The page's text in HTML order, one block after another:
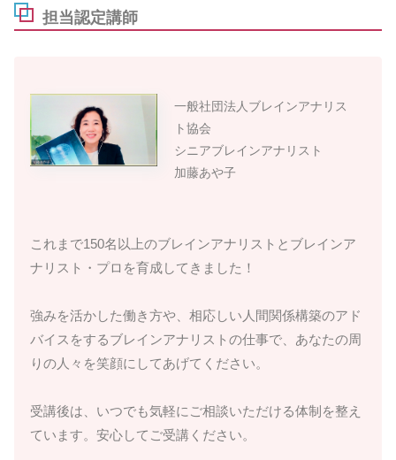
担当認定講師
一般社団法人ブレインアナリス
ト協会
シニアブレインアナリスト
加藤あや子
これまで150名以上のブレインアナリストとブレインア
ナリスト・プロを育成してきました！
強みを活かした働き方や、相応しい人間関係構築のアド
バイスをするブレインアナリストの仕事で、あなたの周
りの人々を笑顔にしてあげてください。
受講後は、いつでも気軽にご相談いただける体制を整え
ています。安心してご受講ください。